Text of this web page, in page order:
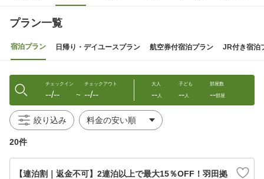
プラン一覧
宿泊プラン 日帰り・デイユースプラン 航空券付宿泊プラン JR付き宿泊
チェックイン
--/-- 〜
チェックアウト
--/--
大人
--人
子ども
--人
部屋数
--部屋
絞り込み
20件
【連泊割｜返金不可】2連泊以上で最大15％OFF！羽田拠